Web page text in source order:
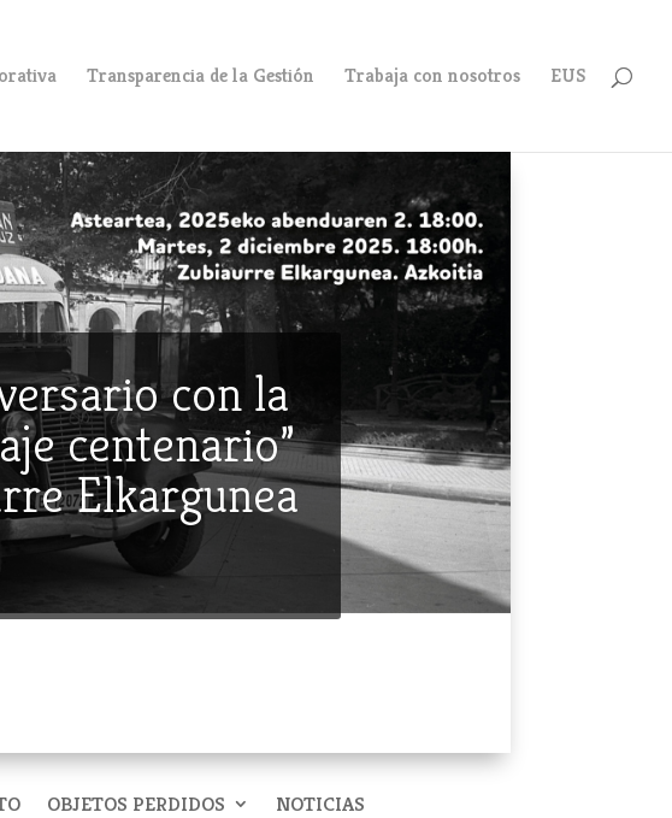
Transparencia de la Gestión Trabaja con nosotros EUS
con la
centenario”
Elkargunea
OBJETOS PERDIDOS NOTICIAS